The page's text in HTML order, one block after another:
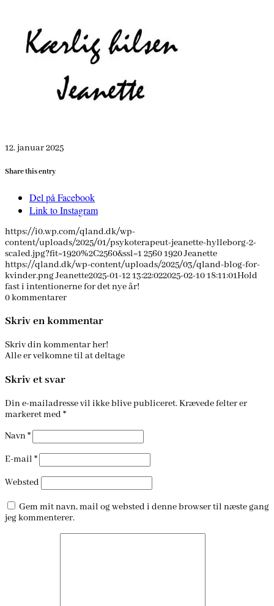
12. januar 2025
Share this entry
Del på Facebook
Link to Instagram
https://i0.wp.com/qland.dk/wp-
content/uploads/2025/01/psykoterapeut-jeanette-hylleborg-2-
scaled.jpg?fit=1920%2C2560&ssl=1 25601920Jeanette
https://qland.dk/wp-content/uploads/2025/03/qland-blog-for-
kvinder.pngJeanette2025-01-12 13:22:022025-02-10 18:11:01Hold
fast i intentionerne for det nye år!
0kommentarer
Skriv en kommentar
Skriv din kommentar her!
Alle er velkomne til at deltage
Skriv et svar
Din e-mailadresse vil ikke blive publiceret.Krævede felter er
markeret med *
Navn*
E-mail *
Websted
Gem mit navn, mail og websted i denne browser til næste gang
jeg kommenterer.